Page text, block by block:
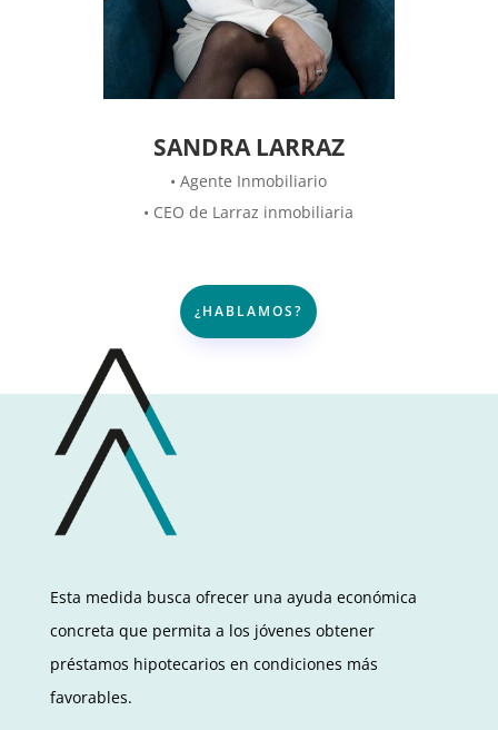
SANDRA LARRAZ
• Agente Inmobiliario
• CEO de Larraz inmobiliaria
¿HABLAMOS?
Esta medida busca ofrecer una ayuda económica
concreta que permita a los jóvenes obtener
préstamos hipotecarios en condiciones más
favorables.